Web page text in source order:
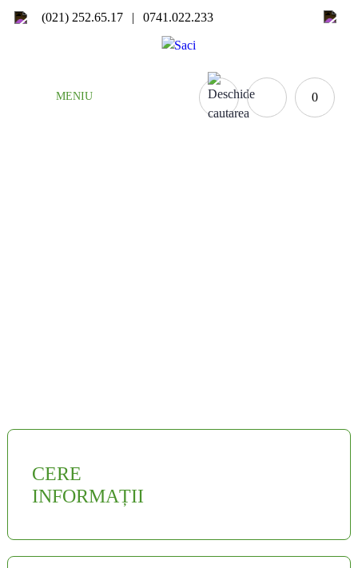
(021) 252.65.17 | 0741.022.233
MENIU 0
CERE
INFORMAȚII